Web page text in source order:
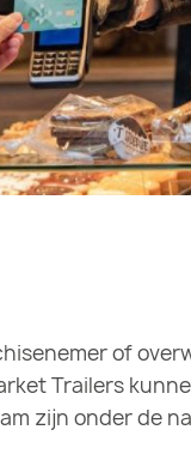
of
Trailers
zijn onder de